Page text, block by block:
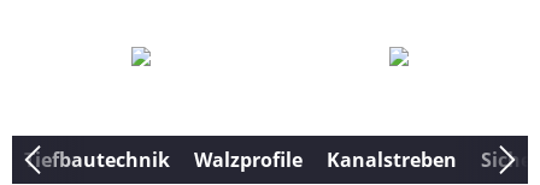
Tiefbautechnik Walzprofile Kanalstreben